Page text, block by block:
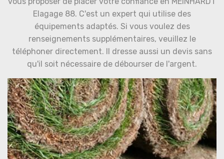
Elagage 88. C'est un expert qui utilise des
équipements adaptés. Si vous voulez des
renseignements supplémentaires, veuillez le
téléphoner directement. Il dresse aussi un devis sans
qu'il soit nécessaire de débourser de l'argent.